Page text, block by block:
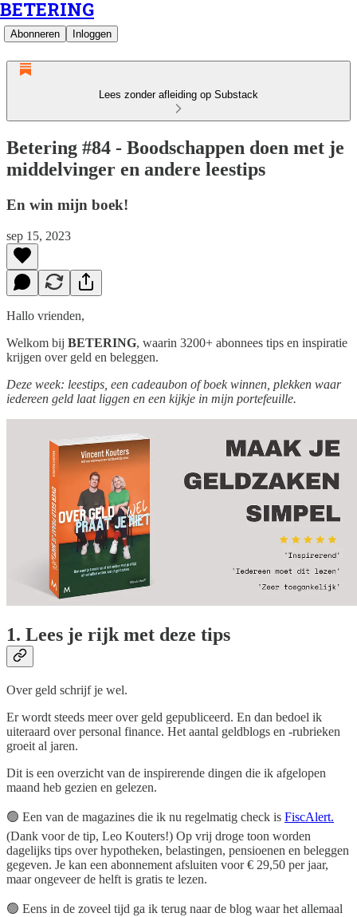
BETERING
Abonneren Inloggen
Lees zonder afleiding op Substack
Betering #84 - Boodschappen doen met je
middelvinger en andere leestips
En win mijn boek!
sep 15, 2023
Hallo vrienden,
Welkom bij BETERING, waarin 3200+ abonnees tips en inspiratie
krijgen over geld en beleggen.
Deze week: leestips, een cadeaubon of boek winnen, plekken waar
iedereen geld laat liggen en een kijkje in mijn portefeuille.
1. Lees je rijk met deze tips
Over geld schrijf je wel.
Er wordt steeds meer over geld gepubliceerd. En dan bedoel ik
uiteraard over personal finance. Het aantal geldblogs en -rubrieken
groeit al jaren.
Dit is een overzicht van de inspirerende dingen die ik afgelopen
maand heb gezien en gelezen.
🟢 Een van de magazines die ik nu regelmatig check is FiscAlert.
(Dank voor de tip, Leo Kouters!) Op vrij droge toon worden
dagelijks tips over hypotheken, belastingen, pensioenen en beleggen
gegeven. Je kan een abonnement afsluiten voor € 29,50 per jaar,
maar ongeveer de helft is gratis te lezen.
🟢 Eens in de zoveel tijd ga ik terug naar de blog waar het allemaal